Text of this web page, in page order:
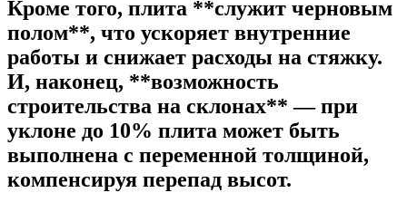
Кроме того, плита **служит черновым
полом**, что ускоряет внутренние
работы и снижает расходы на стяжку.
И, наконец, **возможность
строительства на склонах** — при
уклоне до 10% плита может быть
выполнена с переменной толщиной,
компенсируя перепад высот.